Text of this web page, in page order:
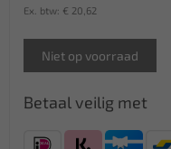
Ex. btw: € 20,62
Niet op voorraad
Betaal veilig met